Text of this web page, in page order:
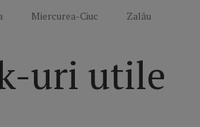
Miercurea-Ciuc Zalău
uri utile